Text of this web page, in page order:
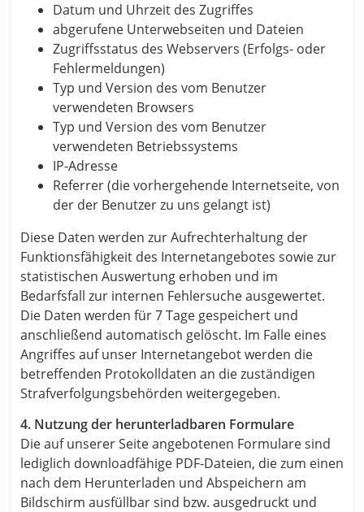
Datum und Uhrzeit des Zugriffes
abgerufene Unterwebseiten und Dateien
Zugriffsstatus des Webservers (Erfolgs- oder
Fehlermeldungen)
Typ und Version des vom Benutzer
verwendeten Browsers
Typ und Version des vom Benutzer
verwendeten Betriebssystems
IP-Adresse
Referrer (die vorhergehende Internetseite, von
der der Benutzer zu uns gelangt ist)
Diese Daten werden zur Aufrechterhaltung der
Funktionsfähigkeit des Internetangebotes sowie zur
statistischen Auswertung erhoben und im
Bedarfsfall zur internen Fehlersuche ausgewertet.
Die Daten werden für 7 Tage gespeichert und
anschließend automatisch gelöscht. Im Falle eines
Angriffes auf unser Internetangebot werden die
betreffenden Protokolldaten an die zuständigen
Strafverfolgungsbehörden weitergegeben.
4. Nutzung der herunterladbaren Formulare
Die auf unserer Seite angebotenen Formulare sind
lediglich downloadfähige PDF-Dateien, die zum einen
nach dem Herunterladen und Abspeichern am
Bildschirm ausfüllbar sind bzw. ausgedruckt und